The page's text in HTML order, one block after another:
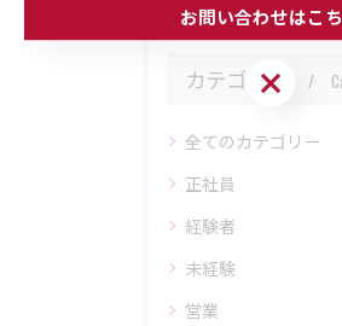
カテゴリー
全てのカテゴリー
正社員
経験者
未経験
営業
お問い合わせはこ
お問い合わせはこ